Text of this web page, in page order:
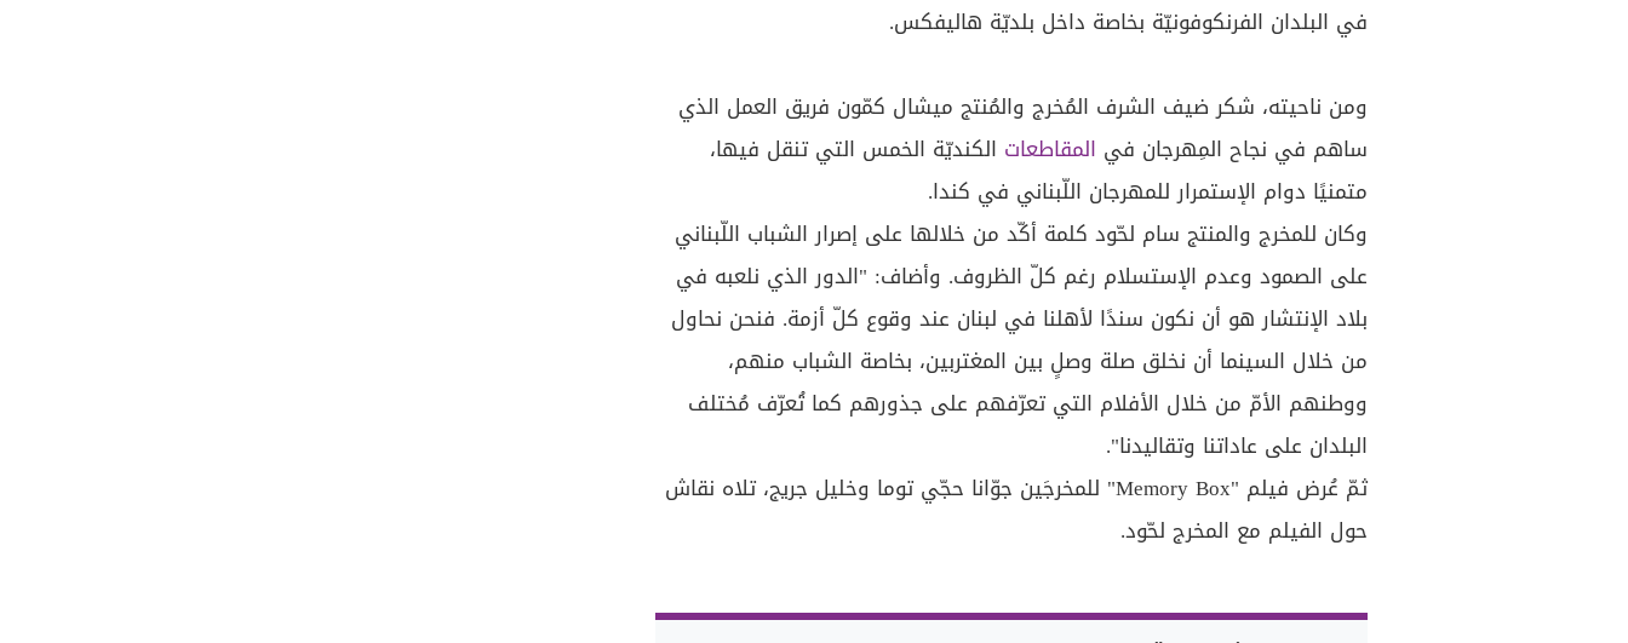
في البلدان الفرنكوفونيّة بخاصة داخل بلديّة هاليفكس.
ومن ناحيته، شكر ضيف الشرف المُخرج والمُنتج ميشال كمّون فريق العمل الذي
ساهم في نجاح المِهرجان في المقاطعات الكنديّة الخمس التي تنقل فيها،
متمنيًا دوام الإستمرار للمهرجان اللّبناني في كندا.
وكان للمخرج والمنتج سام لحّود كلمة أكّد من خلالها على إصرار الشباب اللّبناني
على الصمود وعدم الإستسلام رغم كلّ الظروف. وأضاف: "الدور الذي نلعبه في
بلاد الإنتشار هو أن نكون سندًا لأهلنا في لبنان عند وقوع كلّ أزمة. فنحن نحاول
من خلال السينما أن نخلق صلة وصلٍ بين المغتربين، بخاصة الشباب منهم،
ووطنهم الأمّ من خلال الأفلام التي تعرّفهم على جذورهم كما تُعرّف مُختلف
البلدان على عاداتنا وتقاليدنا".
ثمّ عُرض فيلم "Memory Box" للمخرجَين جوّانا حجّي توما وخليل جريج، تلاه نقاش
حول الفيلم مع المخرج لحّود.